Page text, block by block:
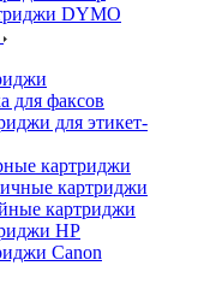
DYMO
для факсов
для этикет-
картриджи
картриджи
картриджи
HP
Canon